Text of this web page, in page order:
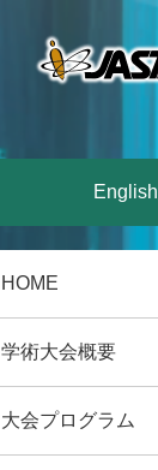
English
HOME
学術大会概要
大会プログラム